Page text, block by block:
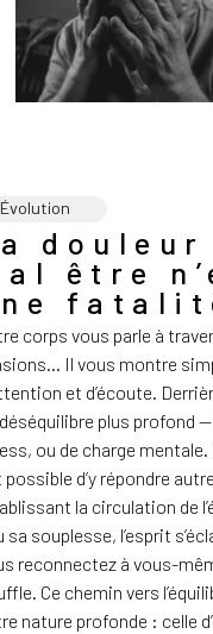
Évolution
être
corps vous parle à
Il vous montre
et d’écoute.
plus profond
ou de charge mentale.
d’y répondre
la circulation de
sa souplesse, l’esprit
reconnectez à vous-
Ce chemin vers
nature profonde : celle